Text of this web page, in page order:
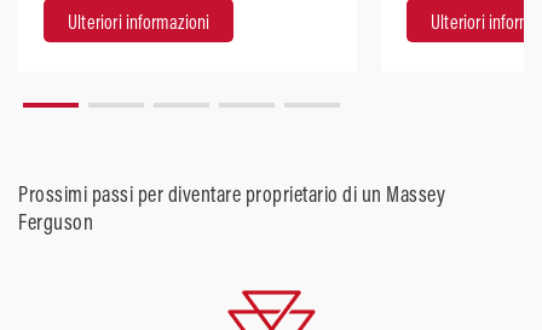
Ulteriori informazioni Ulteriori
Prossimi passi per diventare proprietario di un Massey
Ferguson